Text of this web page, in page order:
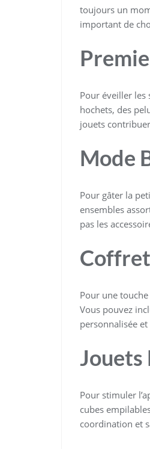
toujours un
important de
Pour éveiller les
hochets, des
jouets
Mode
Pour gâter la
ensembles
pas les
Pour une
Vous pouvez
personnalisée
Jouets
Pour stimuler
cubes
coordination et